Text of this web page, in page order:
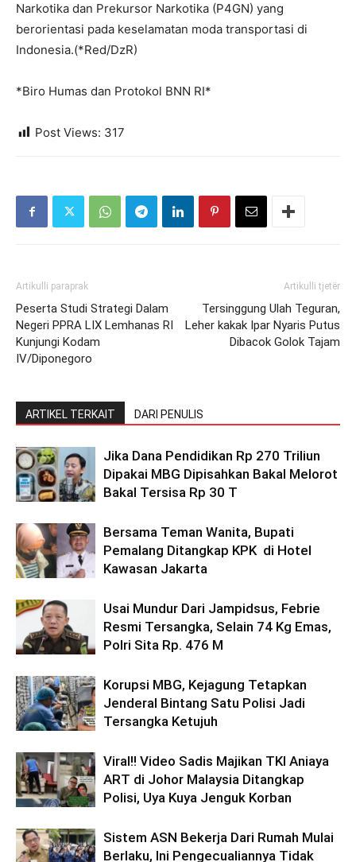
Narkotika dan Prekursor Narkotika (P4GN) yang
berorientasi pada keselamatan moda transportasi di
Indonesia.(*Red/DzR)
*Biro Humas dan Protokol BNN RI*
Post Views: 317
Artikulli paraprak
Peserta Studi Strategi Dalam
Negeri PPRA LIX Lemhanas RI
Kunjungi Kodam
IV/Diponegoro
Artikulli tjetër
Tersinggung Ulah Teguran,
Leher kakak Ipar Nyaris Putus
Dibacok Golok Tajam
ARTIKEL TERKAIT DARI PENULIS
Jika Dana Pendidikan Rp 270 Triliun
Dipakai MBG Dipisahkan Bakal Melorot
Bakal Tersisa Rp 30 T
Bersama Teman Wanita, Bupati
Pemalang Ditangkap KPK di Hotel
Kawasan Jakarta
Usai Mundur Dari Jampidsus, Febrie
Resmi Tersangka, Selain 74 Kg Emas,
Polri Sita Rp. 476 M
Korupsi MBG, Kejagung Tetapkan
Jenderal Bintang Satu Polisi Jadi
Tersangka Ketujuh
Viral!! Video Sadis Majikan TKI Aniaya
ART di Johor Malaysia Ditangkap
Polisi, Uya Kuya Jenguk Korban
Sistem ASN Bekerja Dari Rumah Mulai
Berlaku, Ini Pengecualiannya Tidak